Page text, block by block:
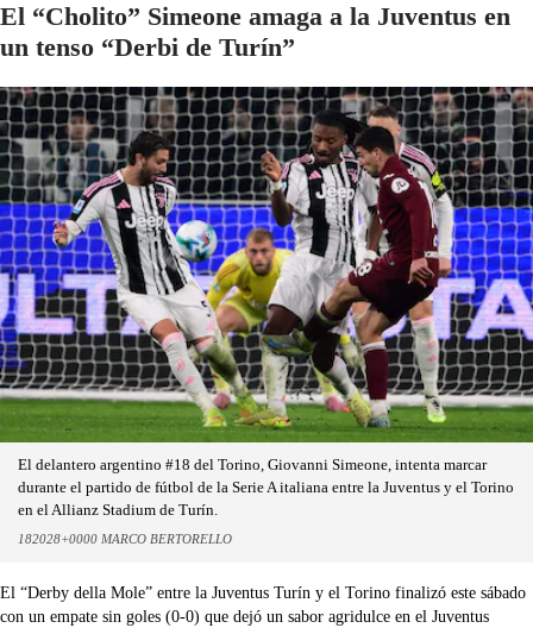
El “Cholito” Simeone amaga a la Juventus en
un tenso “Derbi de Turín”
El delantero argentino #18 del Torino, Giovanni Simeone, intenta marcar
durante el partido de fútbol de la Serie A italiana entre la Juventus y el Torino
en el Allianz Stadium de Turín.
182028+0000 MARCO BERTORELLO
El “Derby della Mole” entre la Juventus Turín y el Torino finalizó este sábado
con un empate sin goles (0-0) que dejó un sabor agridulce en el Juventus